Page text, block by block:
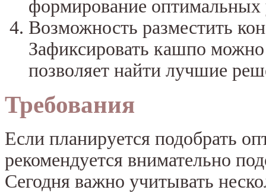
формирование оптимальных
Возможность разместить
Зафиксировать кашпо
позволяет найти лучшие
Требования
Если планируется подобрать
рекомендуется внимательно
Сегодня важно учитывать